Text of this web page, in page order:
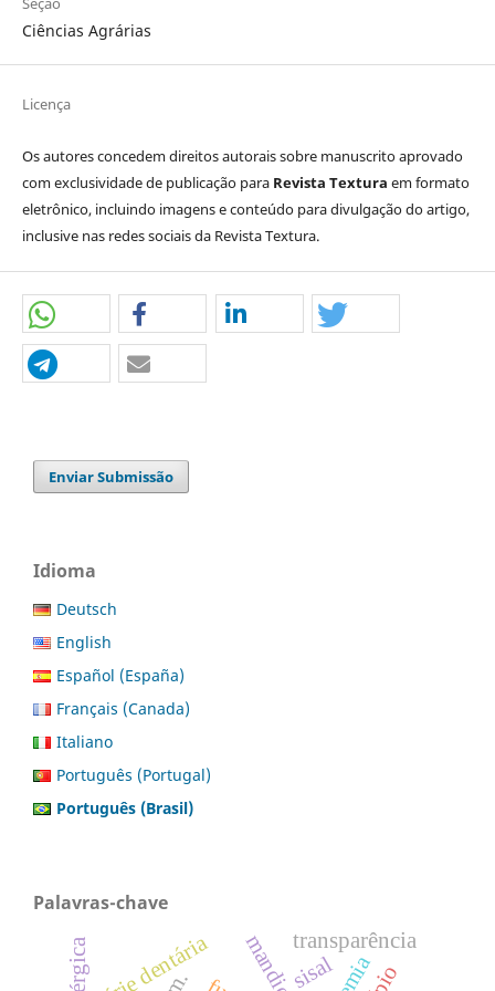
Ciências Agrárias
Licença
Os autores concedem direitos autorais sobre manuscrito aprovado
com exclusividade de publicação para Revista Textura em formato
eletrônico, incluindo imagens e conteúdo para divulgação do artigo,
inclusive nas redes sociais da Revista Textura.
Enviar Submissão
Idioma
Deutsch
English
Español (España)
Français (Canada)
Italiano
Português (Portugal)
Português (Brasil)
Palavras-chave
cárie dentária transparência
sisal